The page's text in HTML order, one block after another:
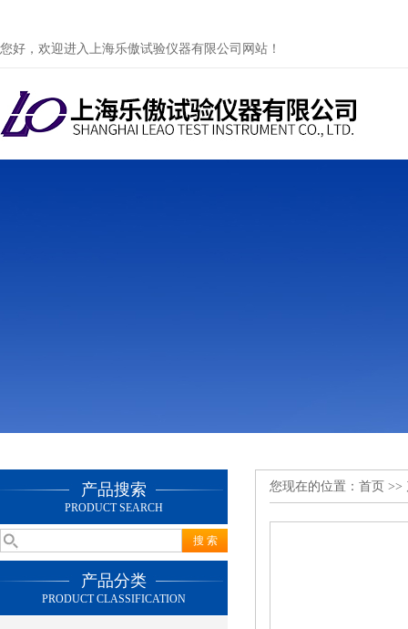
您好，欢迎进入上海乐傲试验仪器有限公司网站！
产品搜索
PRODUCT SEARCH
产品分类
PRODUCT CLASSIFICATION
您现在的位置： 首页 >>